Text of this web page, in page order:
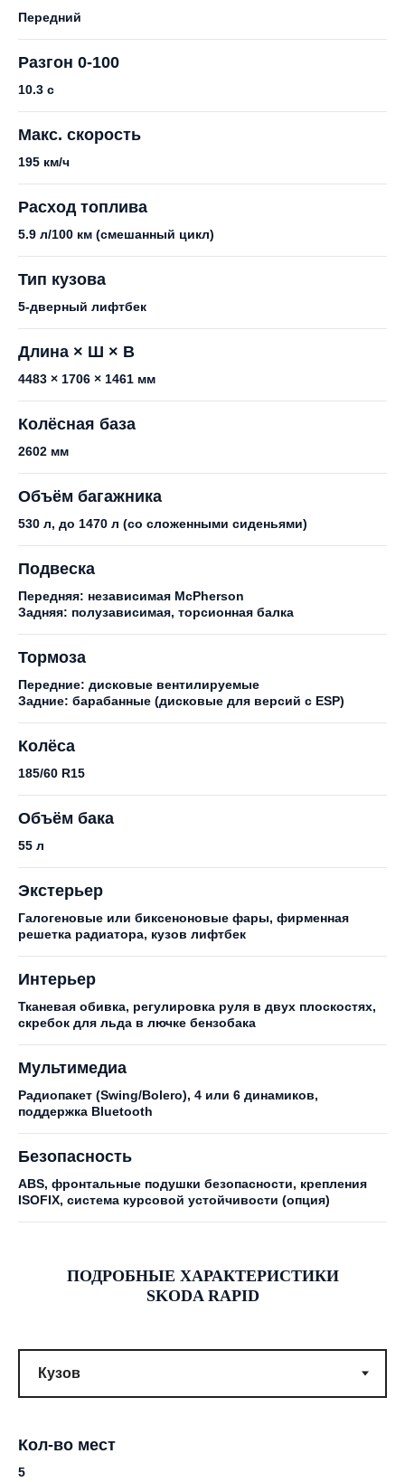
Передний
Разгон 0-100
10.3 с
Макс. скорость
195 км/ч
Расход топлива
5.9 л/100 км (смешанный цикл)
Тип кузова
5-дверный лифтбек
Длина × Ш × В
4483 × 1706 × 1461 мм
Колёсная база
2602 мм
Объём багажника
530 л, до 1470 л (со сложенными сиденьями)
Подвеска
Передняя: независимая McPherson
Задняя: полузависимая, торсионная балка
Тормоза
Передние: дисковые вентилируемые
Задние: барабанные (дисковые для версий с ESP)
Колёса
185/60 R15
Объём бака
55 л
Экстерьер
Галогеновые или биксеноновые фары, фирменная
решетка радиатора, кузов лифтбек
Интерьер
Тканевая обивка, регулировка руля в двух плоскостях,
скребок для льда в лючке бензобака
Мультимедиа
Радиопакет (Swing/Bolero), 4 или 6 динамиков,
поддержка Bluetooth
Безопасность
ABS, фронтальные подушки безопасности, крепления
ISOFIX, система курсовой устойчивости (опция)
ПОДРОБНЫЕ ХАРАКТЕРИСТИКИ
SKODA RAPID
Кол-во мест
5